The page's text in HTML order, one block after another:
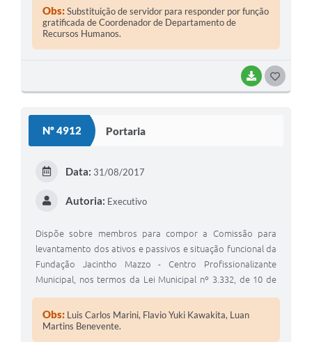
BAIXAR
Obs:Substituição de servidor para responder por função
gratificada de Coordenador de Departamento de
Recursos Humanos.
Nº 4912 Portaria
Data: 31/08/2017
Autoria: Executivo
Dispõe sobre membros para compor a Comissão para
levantamento dos ativos e passivos e situação funcional da
Fundação Jacintho Mazzo - Centro Profissionalizante
Municipal, nos termos da Lei Municipal nº 3.332, de 10 de
Obs: Luis Carlos Marini, Flavio Yuki Kawakita, Luan
Martins Benevente.